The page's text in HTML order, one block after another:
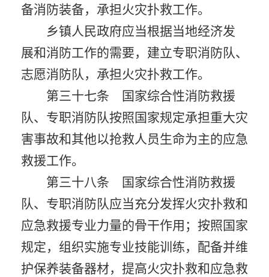
备消防装备，承担火灾扑救工作。
乡镇人民政府应当根据当地经济发
展和消防工作的需要，建立专职消防队、
志愿消防队，承担火灾扑救工作。
第三十七条 国家综合性消防救援
队、专职消防队按照国家规定承担重大灾
害事故和其他以抢救人员生命为主的应急
救援工作。
第三十八条 国家综合性消防救援
队、专职消防队应当充分发挥火灾扑救和
应急救援专业力量的骨干作用；按照国家
规定，组织实施专业技能训练，配备并维
护保养装备器材，提高火灾扑救和应急救